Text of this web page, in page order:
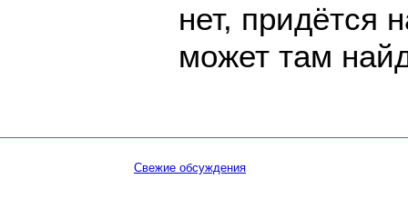
нет, придётся
может там
Свежие обсуждения